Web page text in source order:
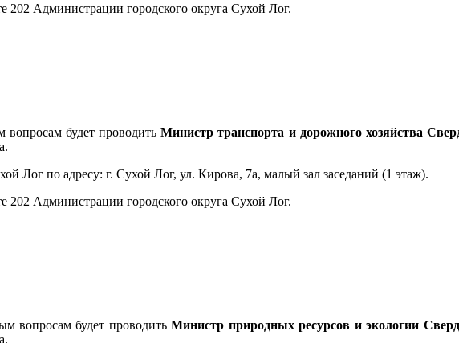
202 Администрации городского округа Сухой Лог.
будет проводитьМинистр транспорта и дорожного хозяйства
Лог по адресу: г. Сухой Лог, ул. Кирова, 7а, малый зал заседаний (1 этаж).
202 Администрации городского округа Сухой Лог.
вопросам будет проводитьМинистр природных ресурсов и экологии